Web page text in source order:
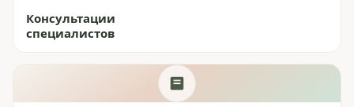
Консультации
специалистов